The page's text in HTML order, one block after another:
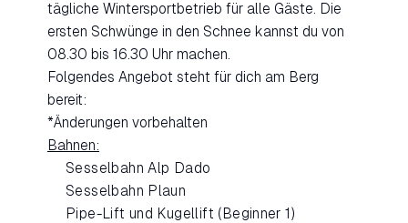
tägliche Wintersportbetrieb für alle Gäste. Die
ersten Schwünge in den Schnee kannst du von
08.30 bis 16.30 Uhr machen.
Folgendes Angebot steht für dich am Berg
bereit:
*Änderungen vorbehalten
Bahnen:
Sesselbahn Alp Dado
Sesselbahn Plaun
Pipe-Lift und Kugellift (Beginner 1)